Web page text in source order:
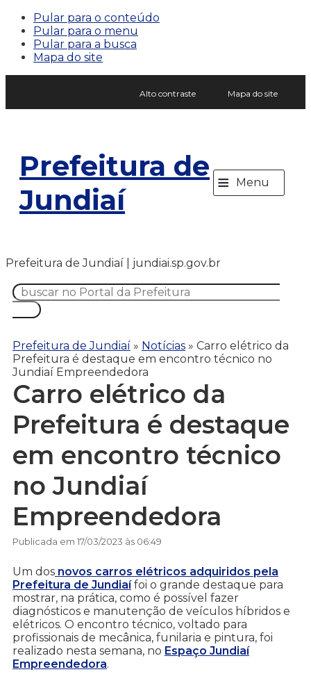
Pular para o conteúdo
Pular para o menu
Pular para a busca
Mapa do site
Alto contraste Mapa do site
Prefeitura de
Jundiaí
≡ Menu
Prefeitura de Jundiaí | jundiai.sp.gov.br
Prefeitura de Jundiaí » Notícias » Carro elétrico da
Prefeitura é destaque em encontro técnico no
Jundiaí Empreendedora
Carro elétrico da
Prefeitura é destaque
em encontro técnico
no Jundiaí
Empreendedora
Publicada em 17/03/2023 às 06:49
Um dos novos carros elétricos adquiridos pela
Prefeitura de Jundiaífoi o grande destaque para
mostrar, na prática, como é possível fazer
diagnósticos e manutenção de veículos híbridos e
elétricos. O encontro técnico, voltado para
profissionais de mecânica, funilaria e pintura, foi
realizado nesta semana, no Espaço Jundiaí
Empreendedora.